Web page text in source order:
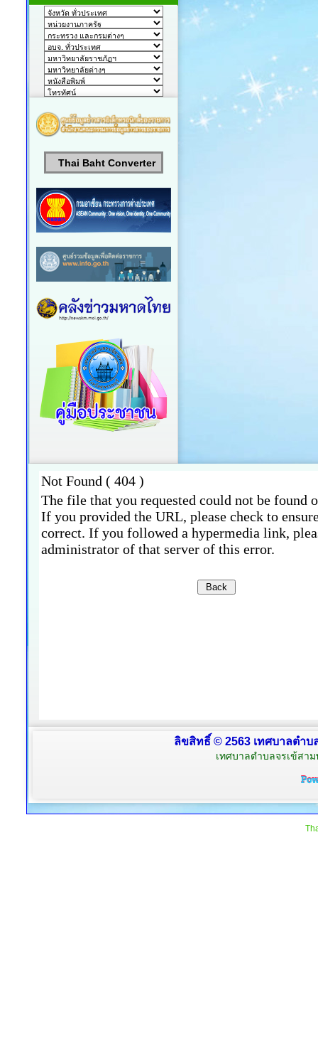
Thai Baht Converter
ลิขสิทธิ์ © 2563 เทศบาลตำ
เทศบาลตำบลจรเข้สา